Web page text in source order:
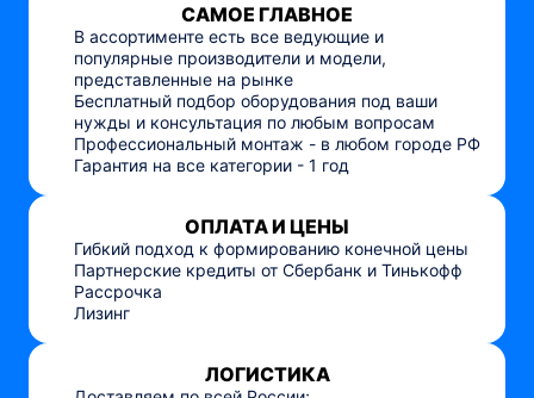
САМОЕ ГЛАВНОЕ
В ассортименте есть все ведующие и
популярные производители и модели,
представленные на рынке
Бесплатный подбор оборудования под ваши
нужды и консультация по любым вопросам
Профессиональный монтаж - в любом городе РФ
Гарантия на все категории - 1 год
ОПЛАТА И ЦЕНЫ
Гибкий подход к формированию конечной цены
Партнерские кредиты от Сбербанк и Тинькофф
Рассрочка
Лизинг
ЛОГИСТИКА